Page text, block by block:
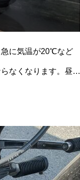
急に気温が20℃など
なくなります。昼間